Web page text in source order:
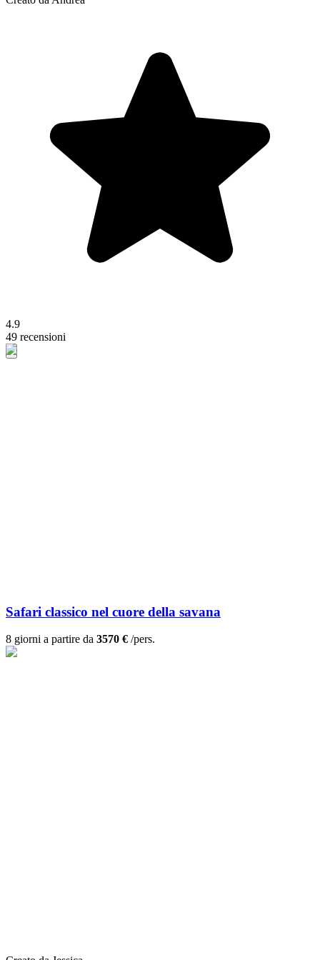
4.9
49 recensioni
Safari classico nel cuore della savana
8 giorni a partire da 3570 € /pers.